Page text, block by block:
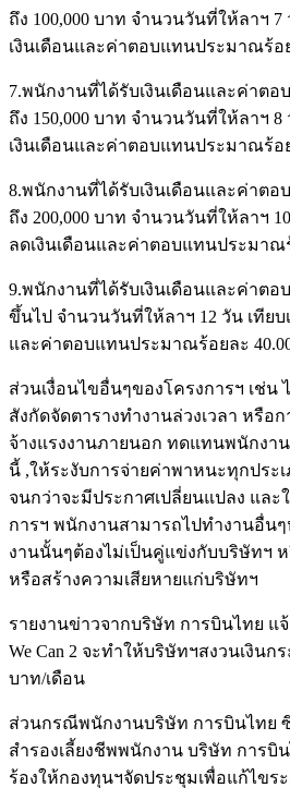
ถึง 100,000 บาท จำนวนวันที่ให้ลาฯ
เงินเดือนและค่าตอบแทนประมาณร้อ
7.พนักงานที่ได้รับเงินเดือนและค่าตอ
ถึง 150,000 บาท จำนวนวันที่ให้ลาฯ
เงินเดือนและค่าตอบแทนประมาณร้อ
8.พนักงานที่ได้รับเงินเดือนและค่าตอ
ถึง 200,000 บาท จำนวนวันที่ให้ลาฯ
ลดเงินเดือนและค่าตอบแทนประมาณ
9.พนักงานที่ได้รับเงินเดือนและค่าตอ
ขึ้นไป จำนวนวันที่ให้ลาฯ 12 วัน เทียบ
และค่าตอบแทนประมาณร้อยละ
ส่วนเงื่อนไขอื่นๆของโครงการฯ เช่
สังกัดจัดตารางทำงานล่วงเวลา หรือ
จ้างแรงงานภายนอก ทดแทนพนักงา
นี้ ,ให้ระงับการจ่ายค่าพาหนะทุกประ
จนกว่าจะมีประกาศเปลี่ยนแปลง และ
การฯ พนักงานสามารถไปทำงานอื่น
งานนั้นๆต้องไม่เป็นคู่แข่งกับบริษัทฯ
หรือสร้างความเสียหายแก่บริษัทฯ
รายงานข่าวจากบริษัท การบินไทย แจ้
We Can 2 จะทำให้บริษัทฯสงวนเงินก
บาท/เดือน
ส่วนกรณีพนักงานบริษัท การบินไทย
สำรองเลี้ยงชีพพนักงาน บริษัท การบิ
ร้องให้กองทุนฯจัดประชุมเพื่อแก้ไขร